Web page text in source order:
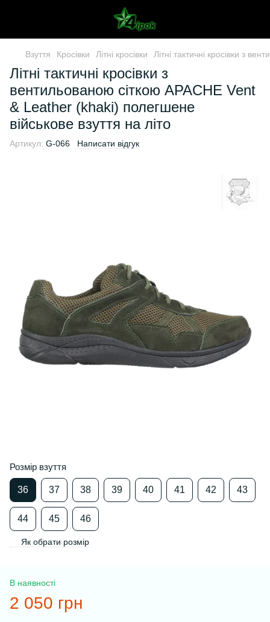
Взуття Кросівки Літні кросівки Літні тактичні кросівки з
Літні тактичні кросівки з
вентильованою сіткою APACHE Vent
& Leather (khaki) полегшене
військове взуття на літо
Артикул: G-066 Написати відгук
Розмір взуття
36 37 38 39 40 41 42 43
44 45 46
Як обрати розмір
В наявності
2 050 грн